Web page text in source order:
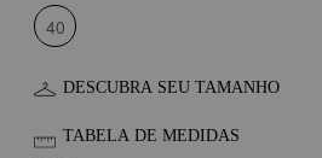
40
DESCUBRA SEU TAMANHO
TABELA DE MEDIDAS